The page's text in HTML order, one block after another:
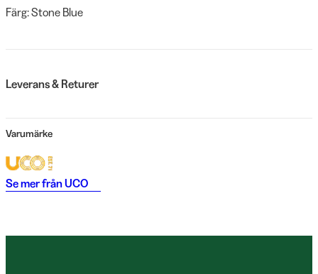
Färg: Stone Blue
Leverans & Returer
Varumärke
Se mer frånUCO